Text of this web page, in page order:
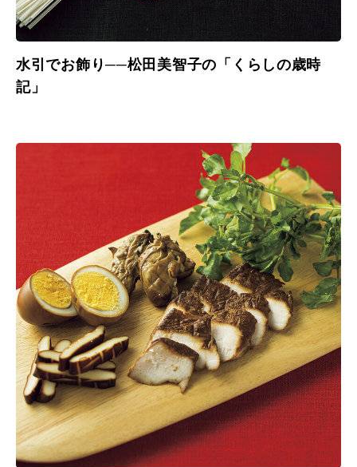
水引でお飾り──松田美智子の「くらしの歳時
記」